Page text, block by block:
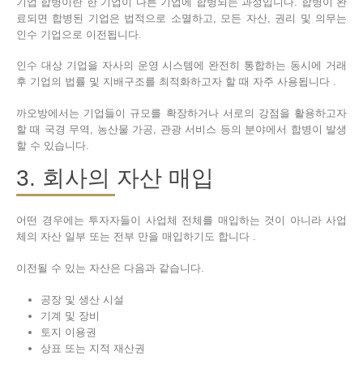
료되면 합병된 기업은 법적으로 소멸하고, 모든 자산, 권리 및 의무는
인수 기업으로 이전됩니다.
인수 대상 기업을 자사의 운영 시스템에 완전히 통합하는 동시에 거래
후 기업의 법률 및 지배구조를 최적화하고자 할 때 자주 사용됩니다 .
까오방에서는 기업들이 규모를 확장하거나 서로의 강점을 활용하고자
할 때 국경 무역, 농산물 가공, 관광 서비스 등의 분야에서 합병이 발생
할 수 있습니다.
3. 회사의 자산 매입
어떤 경우에는 투자자들이 사업체 전체를 매입하는 것이 아니라 사업
체의 자산 일부 또는 전부 만을 매입하기도 합니다 .
이전될 수 있는 자산은 다음과 같습니다.
공장 및 생산 시설
기계 및 장비
토지 이용권
상표 또는 지적 재산권